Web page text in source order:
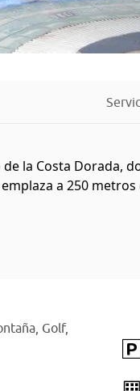
la Costa
a 250
Golf,